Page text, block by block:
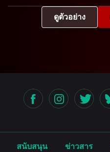
ดูตัวอย่าง
สนับสนุน ข่าวสาร